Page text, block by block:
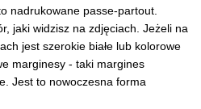
nadrukowane passe-partout.
jaki widzisz na zdjęciach. Jeżeli na
jest szerokie białe lub kolorowe
marginesy - taki margines
Jest to nowoczesna forma